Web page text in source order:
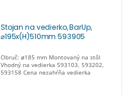
Stojan na vedierko, BarUp,
⌀195x(H)510mm 593905
Obruč: ø185 mm Montovaný na stôl
Vhodný na vedierka 593103, 593202,
593158 Cena nezahŕňa vedierka